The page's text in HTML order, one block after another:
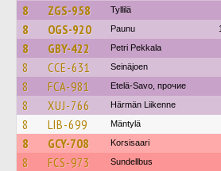
8 ZGS-958 Tyllilä
8 OGS-920 Paunu
8 GBY-422 Petri Pekkala
8 CCE-631 Seinäjoen
8 FCA-981 Etelä-Savo, прочие
8 XUJ-766 Härmän Liikenne
8 LIB-699 Mäntylä
8 GCY-708 Korsisaari
8 FCS-973 Sundellbus